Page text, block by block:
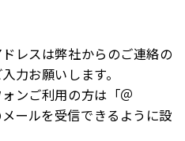
レスは弊社からのご連絡の
力お願いします。
ンご利用の方は「＠
ールを受信できるように設